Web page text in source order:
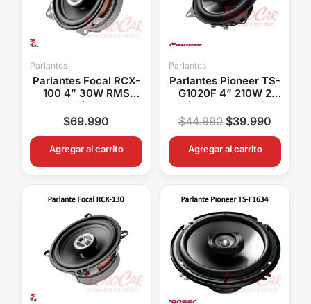
Parlantes
Parlantes Focal RCX-
100 4” 30W RMS
60W Máx 4 Ohm
Auditor Compactos
$69.990
Agregar al carrito
Parlantes
Parlantes Pioneer TS-
G1020F 4” 210W 2
Vías 4 Ohm Audio
Auto Compacto
$44.990 $39.990
Agregar al carrito